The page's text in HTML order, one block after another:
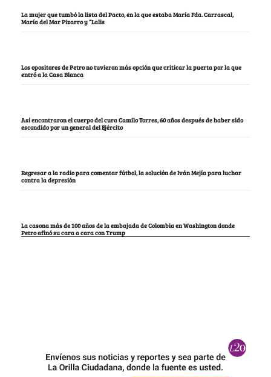
La mujer que tumbó la lista del Pacto, en la que estaba María Fda. Carrascal,
María del Mar Pizarro y “Lalis
Los opositores de Petro no tuvieron más opción que criticar la puerta por la que
entró a la Casa Blanca
Así encontraron el cuerpo del cura Camilo Torres, 60 años después de haber sido
escondido por un general del Ejército
Regresar a la radio para comentar fútbol, la solución de Iván Mejía para luchar
contra la depresión
La casona más de 100 años de la embajada de Colombia en Washington donde
Petro afinó su cara a cara con Trump